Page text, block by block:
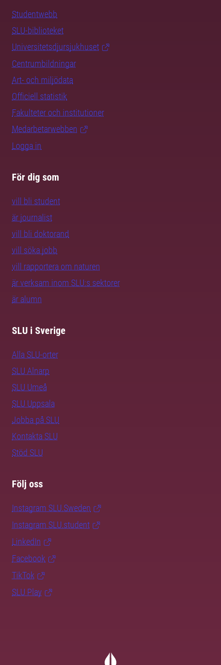
Studentwebb
SLU-biblioteket
Universitetsdjursjukhuset
Centrumbildningar
Art- och miljödata
Officiell statistik
Fakulteter och institutioner
Medarbetarwebben
Logga in
För dig som
vill bli student
är journalist
vill bli doktorand
vill söka jobb
vill rapportera om naturen
är verksam inom SLU:s sektorer
är alumn
SLU i Sverige
Alla SLU-orter
SLU Alnarp
SLU Umeå
SLU Uppsala
Jobba på SLU
Kontakta SLU
Stöd SLU
Följ oss
Instagram SLU.Sweden
Instagram SLU.student
LinkedIn
Facebook
TikTok
SLU Play